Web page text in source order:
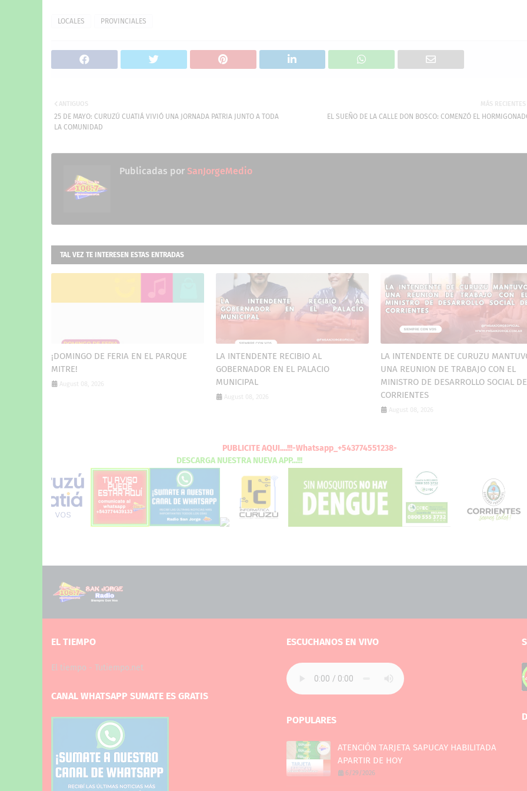
LOCALES PROVINCIALES
MÁS RECIENTES
EL SUEÑO DE LA CALLE DON BOSCO: COMENZÓ EL
ANTIGUOS
25 DE MAYO: CURUZÚ CUATIÁ VIVIÓ UNA JORNADA PATRIA JUNTO A TODA
LA COMUNIDAD
Publicadas por SanJorgeMedio
TAL VEZ TE INTERESEN ESTAS ENTRADAS
¡DOMINGO DE FERIA EN EL PARQUE
MITRE!
August 08, 2026
LA INTENDENTE RECIBIO AL
GOBERNADOR EN EL PALACIO
MUNICIPAL
August 08, 2026
LA INTENDENTE DE CURUZU
UNA REUNION DE TRABAJO CON EL
MINISTRO DE DESARROLLO SOCIAL DE
CORRIENTES
August 08, 2026
PUBLICITEAQUI....!!!-Whatsapp_+543774551238-
DESCARGANUESTRA NUEVA
EL TIEMPO
El tiempo - Tutiempo.net
CANAL WHATSAPP SUMATE ES GRATIS
ESCUCHANOS EN VIVO
POPULARES
ATENCIÓN TARJETA SAPUCAY HABILITADA
APARTIR DE HOY
6/29/2026